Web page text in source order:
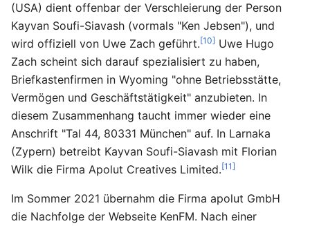
(USA) dient offenbar der Verschleierung der Person
Kayvan Soufi-Siavash (vormals "Ken Jebsen"), und
wird offiziell von Uwe Zach geführt.[10] Uwe Hugo
Zach scheint sich darauf spezialisiert zu haben,
Briefkastenfirmen in Wyoming "ohne Betriebsstätte,
Vermögen und Geschäftstätigkeit" anzubieten. In
diesem Zusammenhang taucht immer wieder eine
Anschrift "Tal 44, 80331 München" auf. In Larnaka
(Zypern) betreibt Kayvan Soufi-Siavash mit Florian
Wilk die Firma Apolut Creatives Limited.[11]
Im Sommer 2021 übernahm die Firma apolut GmbH
die Nachfolge der Webseite KenFM. Nach einer